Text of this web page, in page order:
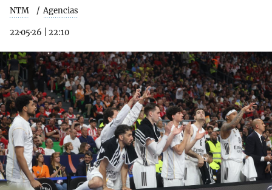
NTM Agencias
22·05·26 22:10